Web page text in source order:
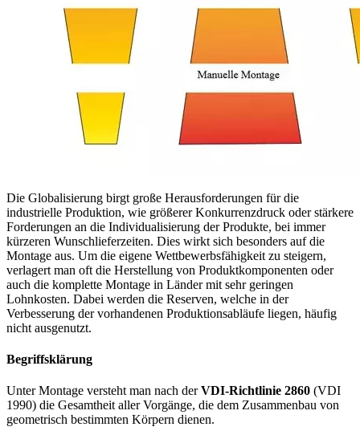
Die Globalisierung birgt große Herausforderungen für die
industrielle Produktion, wie größerer Konkurrenzdruck oder stärkere
Forderungen an die Individualisierung der Produkte, bei immer
kürzeren Wunschlieferzeiten. Dies wirkt sich besonders auf die
Montage aus. Um die eigene Wettbewerbsfähigkeit zu steigern,
verlagert man oft die Herstellung von Produktkomponenten oder
auch die komplette Montage in Länder mit sehr geringen
Lohnkosten. Dabei werden die Reserven, welche in der
Verbesserung der vorhandenen Produktionsabläufe liegen, häufig
nicht ausgenutzt.
Begriffsklärung
Unter Montage versteht man nach derVDI-Richtlinie 2860 (VDI
1990) die Gesamtheit aller Vorgänge, die dem Zusammenbau von
geometrisch bestimmten Körpern dienen.